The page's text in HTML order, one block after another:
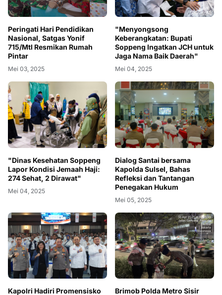
Peringati Hari Pendidikan
Nasional, Satgas Yonif
715/Mtl Resmikan Rumah
Pintar
Mei 03, 2025
"Menyongsong
Keberangkatan: Bupati
Soppeng Ingatkan JCH untuk
Jaga Nama Baik Daerah"
Mei 04, 2025
"Dinas Kesehatan Soppeng
Lapor Kondisi Jemaah Haji:
274 Sehat, 2 Dirawat"
Mei 04, 2025
Dialog Santai bersama
Kapolda Sulsel, Bahas
Refleksi dan Tantangan
Penegakan Hukum
Mei 05, 2025
Kapolri Hadiri Promensisko Brimob Polda Metro Sisir